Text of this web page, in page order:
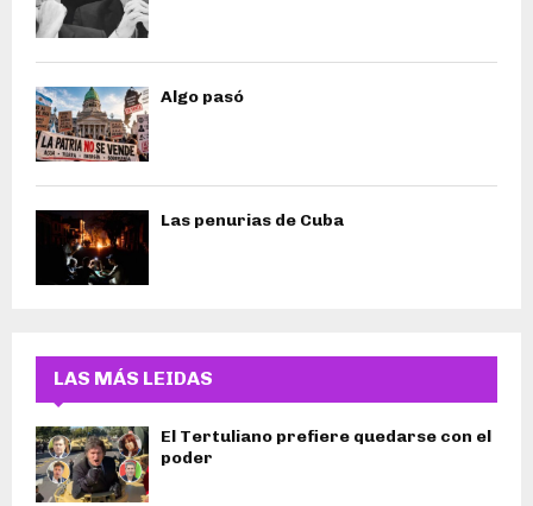
Algo pasó
Las penurias de Cuba
LAS MÁS LEIDAS
El Tertuliano prefiere quedarse con el
poder